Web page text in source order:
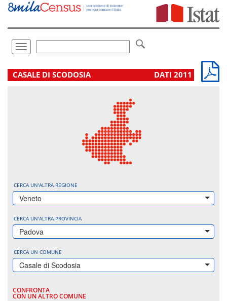
Vai
direttamente
Toggle
navigation
.
CASALE DI SCODOSIA DATI 2011
CERCA UN'ALTRA REGIONE
Veneto
CERCA UN'ALTRA PROVINCIA
Padova
CERCA UN COMUNE
Casale di Scodosia
CONFRONTA
CON UN ALTRO COMUNE